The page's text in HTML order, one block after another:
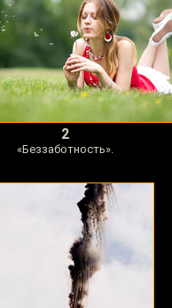
2
«Беззаботность».